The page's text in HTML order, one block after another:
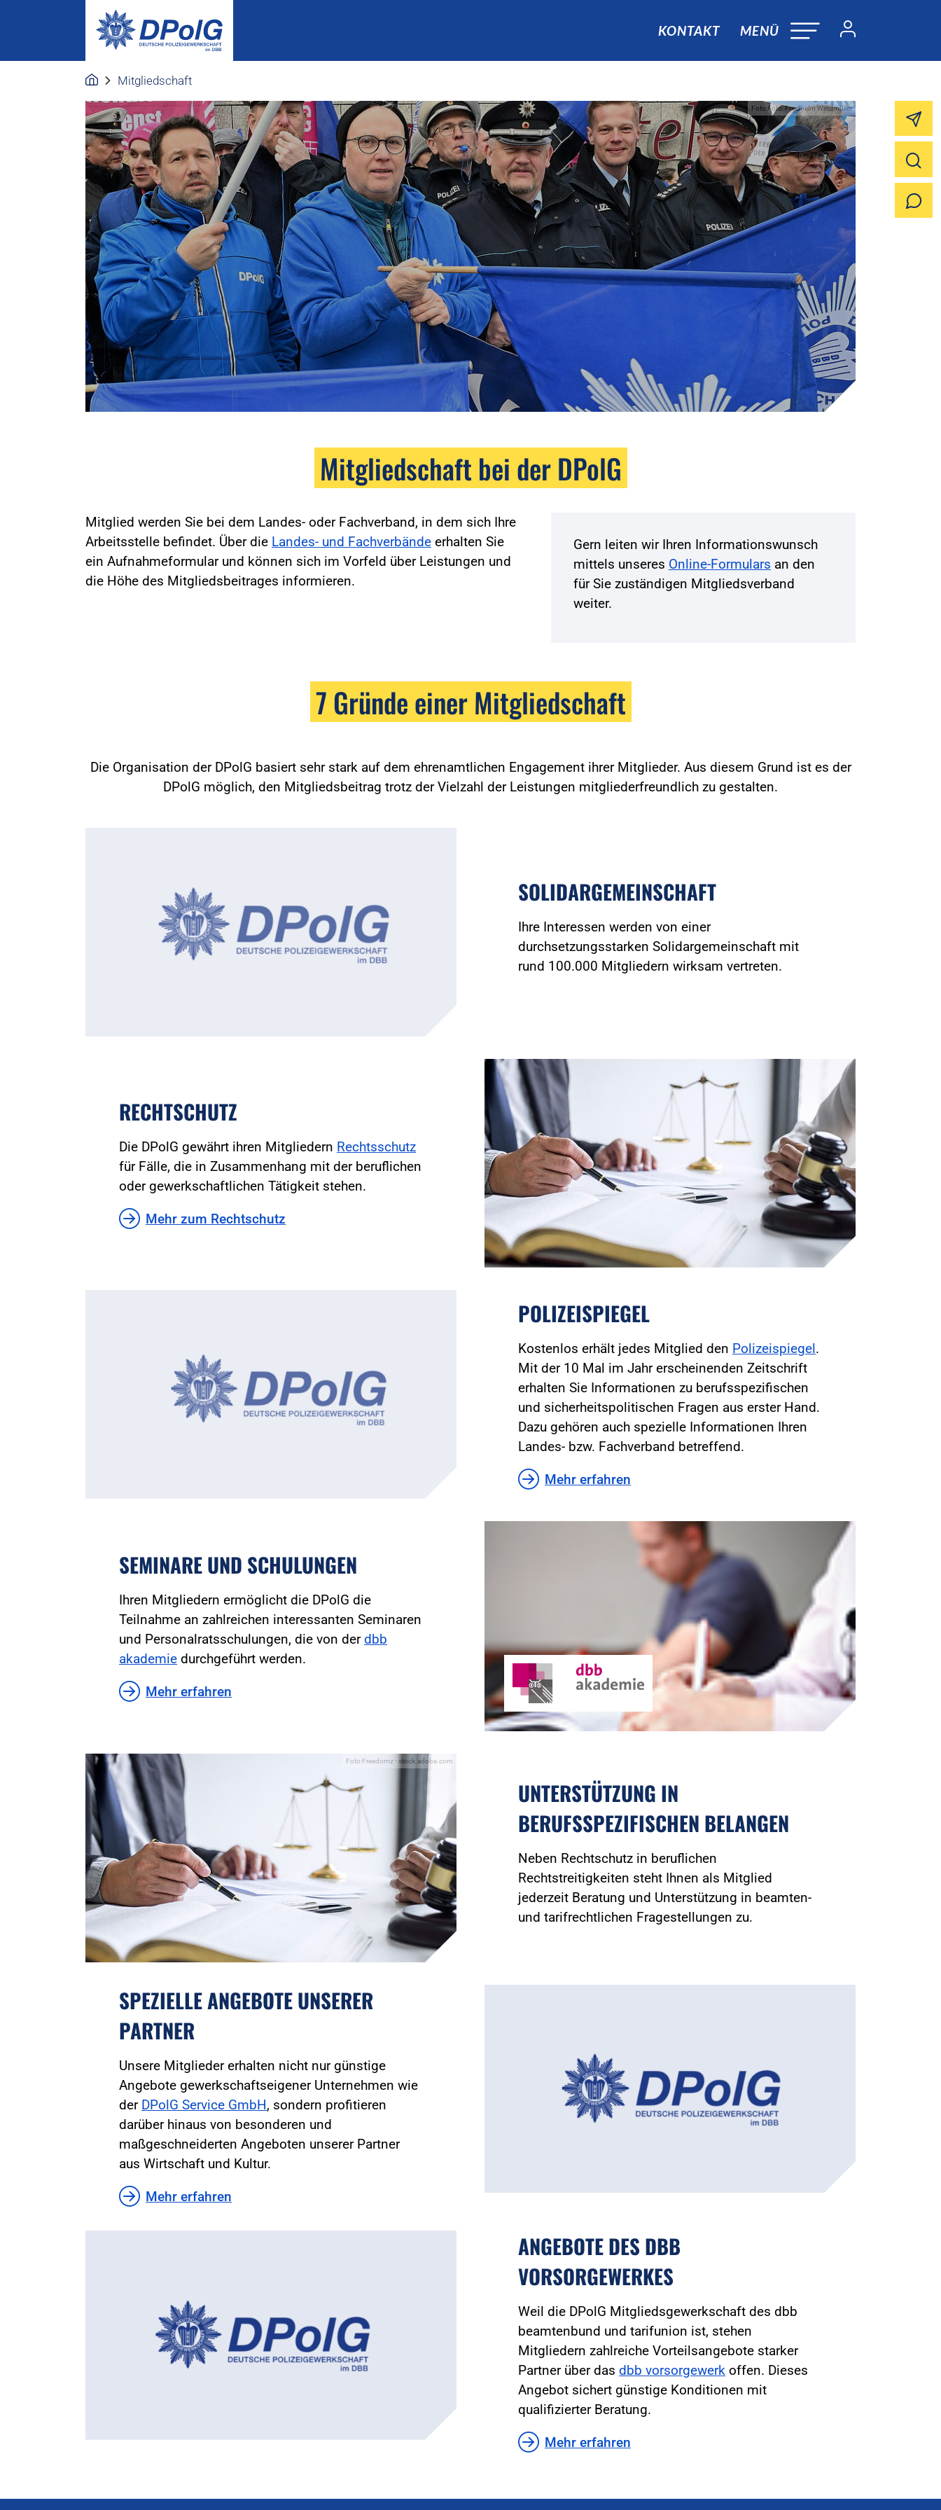
KONTAKT MENÜ
Mitgliedschaft
Foto:Foto: Friedhelm Windmüller
Mitgliedschaft bei der DPolG
Mitglied werden Sie bei dem Landes- oder Fachverband, in dem sich Ihre
Arbeitsstelle befindet. Über die Landes- und Fachverbände erhalten Sie
ein Aufnahmeformular und können sich im Vorfeld über Leistungen und
die Höhe des Mitgliedsbeitrages informieren.
Gern leiten wir Ihren Informationswunsch
mittels unseres Online-Formulars an den
für Sie zuständigen Mitgliedsverband
weiter.
7 Gründe einer Mitgliedschaft
Die Organisation der DPolG basiert sehr stark auf dem ehrenamtlichen Engagement ihrer Mitglieder. Aus diesem Grund ist es der
DPolG möglich, den Mitgliedsbeitrag trotz der Vielzahl der Leistungen mitgliederfreundlich zu gestalten.
SOLIDARGEMEINSCHAFT
Ihre Interessen werden von einer
durchsetzungsstarken Solidargemeinschaft mit
rund 100.000 Mitgliedern wirksam vertreten.
RECHTSCHUTZ
Die DPolG gewährt ihren Mitgliedern Rechtsschutz
für Fälle, die in Zusammenhang mit der beruflichen
oder gewerkschaftlichen Tätigkeit stehen.
Mehr zum Rechtschutz
POLIZEISPIEGEL
Kostenlos erhält jedes Mitglied den Polizeispiegel.
Mit der 10 Mal im Jahr erscheinenden Zeitschrift
erhalten Sie Informationen zu berufsspezifischen
und sicherheitspolitischen Fragen aus erster Hand.
Dazu gehören auch spezielle Informationen Ihren
Landes- bzw. Fachverband betreffend.
Mehr erfahren
SEMINARE UND SCHULUNGEN
Ihren Mitgliedern ermöglicht die DPolG die
Teilnahme an zahlreichen interessanten Seminaren
und Personalratsschulungen, die von derdbb
akademie durchgeführt werden.
Mehr erfahren
Foto:Freedomz - stock.adobe.com
UNTERSTÜTZUNG IN
BERUFSSPEZIFISCHEN BELANGEN
Neben Rechtschutz in beruflichen
Rechtstreitigkeiten steht Ihnen als Mitglied
jederzeit Beratung und Unterstützung in beamten-
und tarifrechtlichen Fragestellungen zu.
SPEZIELLE ANGEBOTE UNSERER
PARTNER
Unsere Mitglieder erhalten nicht nur günstige
Angebote gewerkschaftseigener Unternehmen wie
der DPolG Service GmbH, sondern profitieren
darüber hinaus von besonderen und
maßgeschneiderten Angeboten unserer Partner
aus Wirtschaft und Kultur.
Mehr erfahren
ANGEBOTE DES DBB
VORSORGEWERKES
Weil die DPolG Mitgliedsgewerkschaft des dbb
beamtenbund und tarifunion ist, stehen
Mitgliedern zahlreiche Vorteilsangebote starker
Partner über das dbb vorsorgewerk offen. Dieses
Angebot sichert günstige Konditionen mit
qualifizierter Beratung.
Mehr erfahren